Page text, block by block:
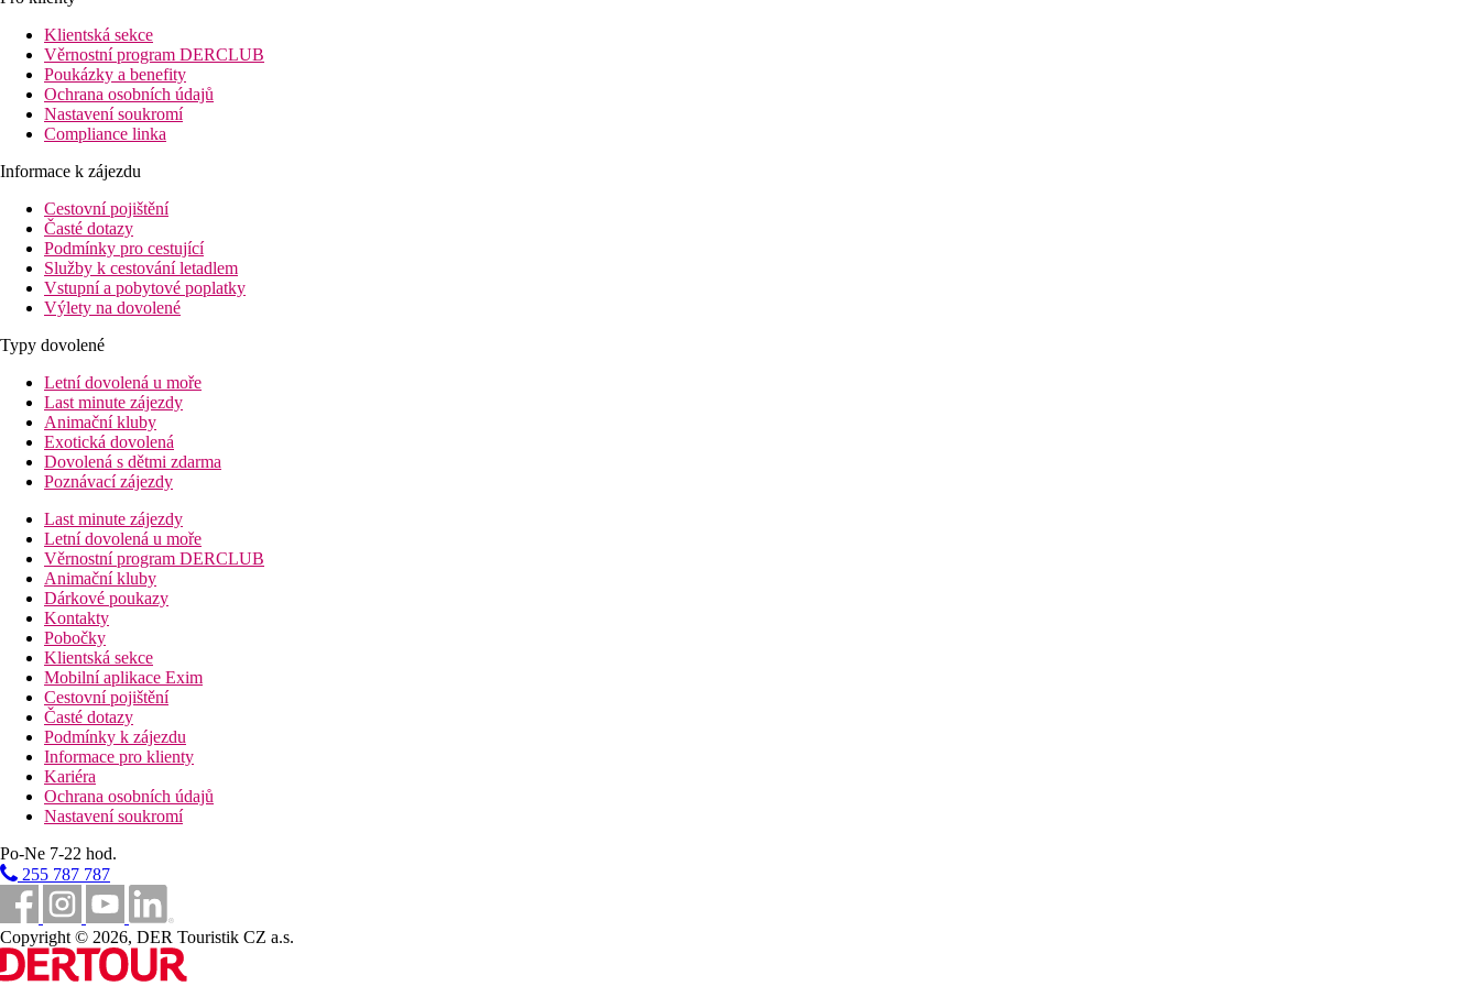
Vzdálenost k pláži
Pláž
Plážová dovolená
Fotogalerie
Klientská sekce
Věrnostní program DERCLUB
Poukázky a benefity
Ochrana osobních údajů
Nastavení soukromí
Compliance linka
Informace k zájezdu
Cestovní pojištění
Časté dotazy
Podmínky pro cestující
Služby k cestování letadlem
Vstupní a pobytové poplatky
Výlety na dovolené
Typy dovolené
Letní dovolená u moře
Last minute zájezdy
Animační kluby
Exotická dovolená
Dovolená s dětmi zdarma
Poznávací zájezdy
Last minute zájezdy
Letní dovolená u moře
Věrnostní program DERCLUB
Animační kluby
Dárkové poukazy
Kontakty
Pobočky
Klientská sekce
Mobilní aplikace Exim
Cestovní pojištění
Časté dotazy
Podmínky k zájezdu
Informace pro klienty
Kariéra
Ochrana osobních údajů
Nastavení soukromí
Po-Ne 7-22 hod.
255 787 787
Copyright © 2026, DER Touristik CZ a.s.